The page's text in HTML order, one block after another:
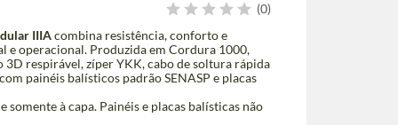
(0)
IIIAcombina resistência, conforto e
e operacional. Produzida em Cordura 1000,
3D respirável, zíper YKK, cabo de soltura rápida
painéis balísticos padrão SENASP e placas
à capa. Painéis e placas balísticas não